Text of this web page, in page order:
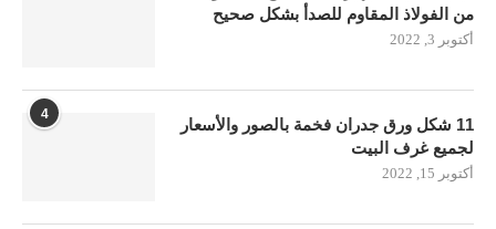
من الفولاذ المقاوم للصدأ بشكل صحيح
أكتوبر 3, 2022
4
11 شكل ورق جدران فخمة بالصور والأسعار
لجميع غرف البيت
أكتوبر 15, 2022